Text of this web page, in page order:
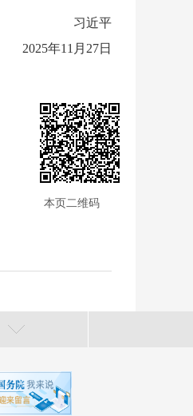
习近平
2025年11月27日
本页二维码